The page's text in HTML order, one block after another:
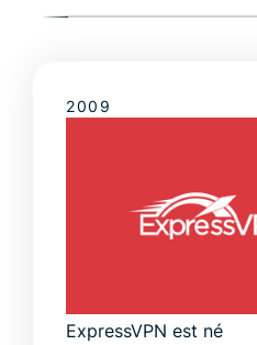
2009
ExpressVPN est né